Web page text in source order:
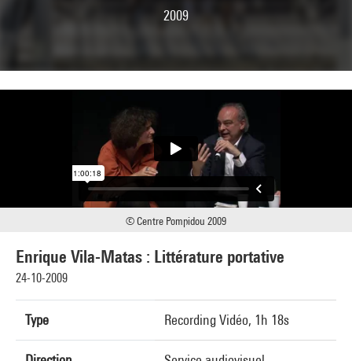
2009
Enrique Vila-Matas : Littérature portative
24-10-2009
Type Recording Vidéo, 1h 18s
© Centre Pompidou 2009